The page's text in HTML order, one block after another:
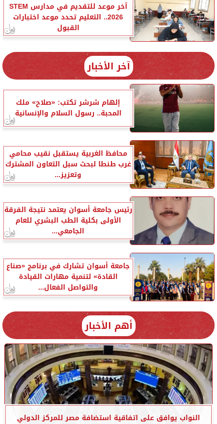
آخر موعد للتقديم في مدارس STEM
2026.. التعليم تحدد موعد اختبارات
القبول
آخر الأخبار
إلهام شرشر تكتب: «صلاح» ملك
المحبة.. رسول السلام والإنسانية
محافظ الغربية يستقبل نقيب محامي
غرب طنطا لبحث سبل التعاون المشترك
وتعزيز...
رئيس جامعة أسوان يعتمد نتيجة الفرقة
الأولى بكلية الطب البشري للعام
الجامعي...
جامعة أسوان تشارك في برنامج «صناع
القادة» لتنمية مهارات القيادة
والتواصل الفعال...
أهم الأخبار
النواب يوافق على اتفاقية استضافة مصر للمركز الدولي